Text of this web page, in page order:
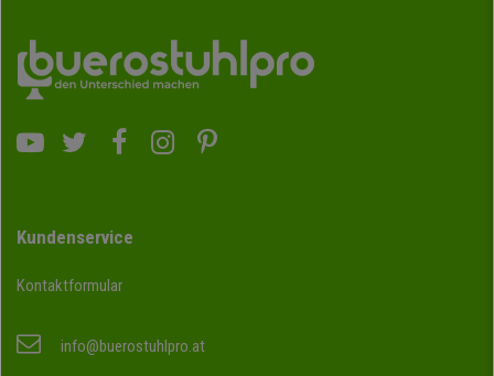
Kundenservice
Kontaktformular
info@buerostuhlpro.at